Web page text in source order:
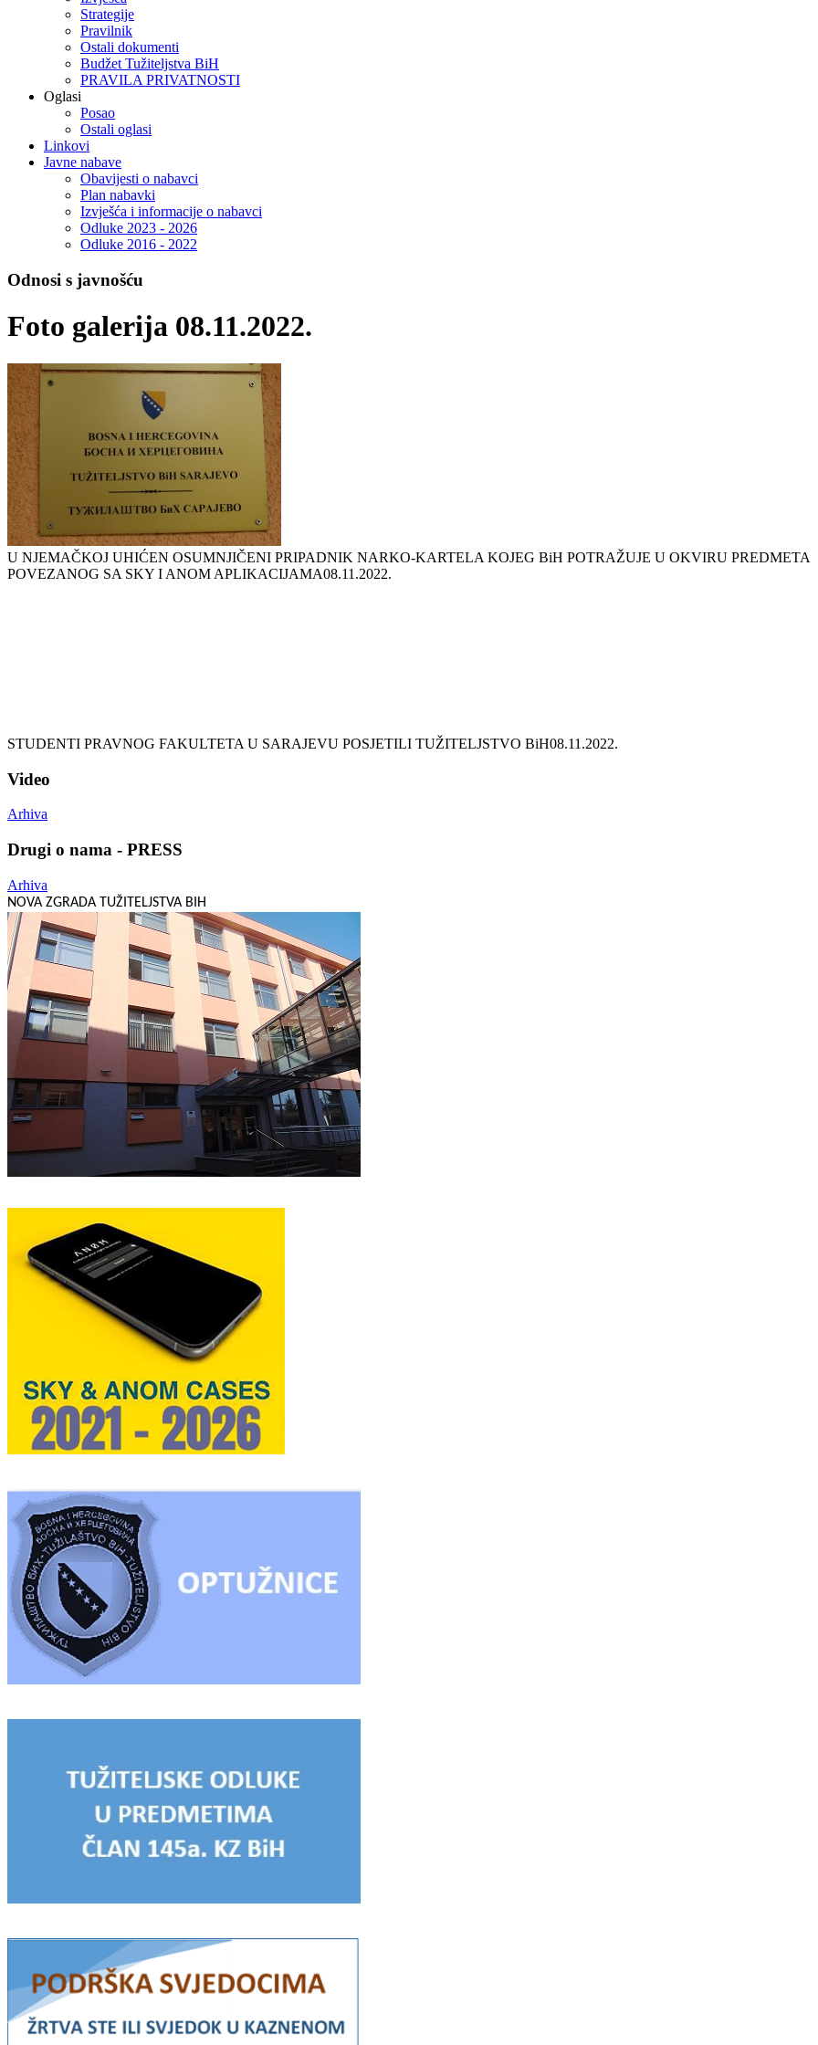
Strategije
Pravilnik
Ostali dokumenti
Budžet Tužiteljstva BiH
PRAVILA PRIVATNOSTI
Oglasi
Posao
Ostali oglasi
Linkovi
Javne nabave
Obavijesti o nabavci
Plan nabavki
Izvješća i informacije o nabavci
Odluke 2023 - 2026
Odluke 2016 - 2022
Odnosi s javnošću
Foto galerija 08.11.2022.
U NJEMAČKOJ UHIĆEN OSUMNJIČENI PRIPADNIK NARKO-KARTELA KOJEG BiH POTRAŽUJE U OKVIRU PREDMETA
POVEZANOG SA SKY I ANOM APLIKACIJAMA08.11.2022.
STUDENTI PRAVNOG FAKULTETA U SARAJEVU POSJETILI TUŽITELJSTVO BiH08.11.2022.
Video
Arhiva
Drugi o nama - PRESS
Arhiva
NOVA ZGRADA TUŽITELJSTVA BIH